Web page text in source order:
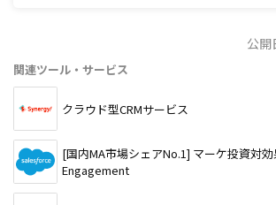
公開
関連ツール・サービス
クラウド型CRMサービス
[国内MA市場シェアNo.1] マーケ投資対
Engagement